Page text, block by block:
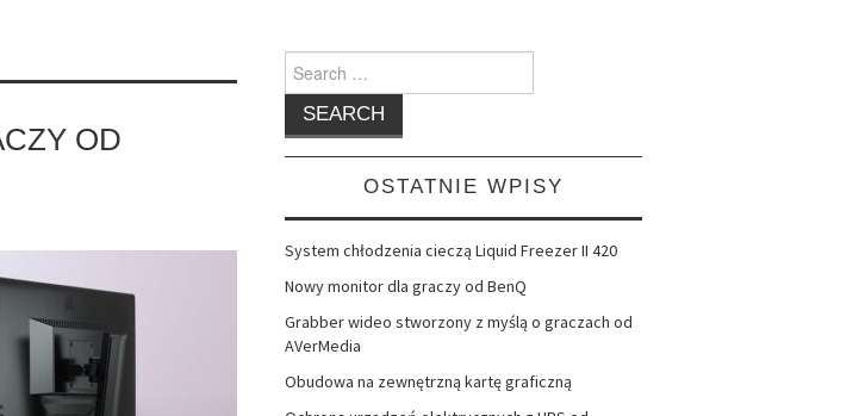
OD
Search
for:
OSTATNIE WPISY
System chłodzenia cieczą Liquid Freezer II 420
Nowy monitor dla graczy od BenQ
Grabber wideo stworzony z myślą o graczach od
AVerMedia
Obudowa na zewnętrzną kartę graficzną